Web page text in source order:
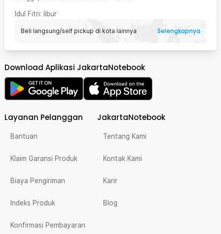
Idul Fitri: libur
Beli langsung/self pickup di kota lainnya Selengkapnya
Download Aplikasi JakartaNotebook
Layanan Pelanggan
Bantuan
Klaim Garansi Produk
Biaya Pengiriman
Indeks Produk
Konfirmasi Pembayaran
JakartaNotebook
Tentang Kami
Kontak Kami
Karir
Blog